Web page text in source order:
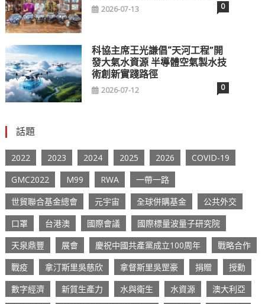
2026-07-13 0
科協主席王光謙倡“天河工程”開
發大氣水資源 半導體空氣製水技
術創新實踐路徑
2026-07-12 0
話題
2022 2023 2024 2025 2026
COVID-19
GMC2022
M99 RWA
一帶一路
世貿聯合基金總會
元宇宙 全球併購基金
公共外交
口罩
台港澳 國際會議
國際標量波量子研究院
天泉鼎豐
展會 慶祝中國共產黨成立100周年
戰略合作
戰疫
拿汀斯里吳慈欣 拿督斯里吳罡豪 捐贈
授勳
數字經濟
新質生產力 水與衛生 水資源
澳大利亞